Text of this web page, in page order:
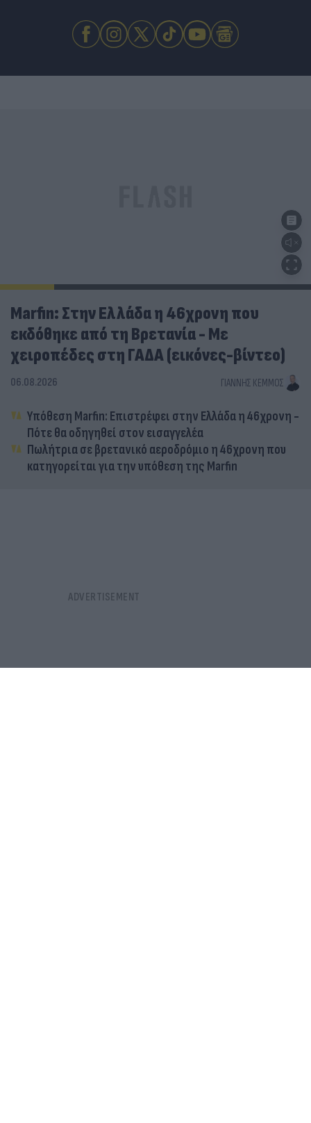
Marfin: Στην Ελλάδα η 46χρονη που
εκδόθηκε από τη Βρετανία - Με
χειροπέδες στη ΓΑΔΑ (εικόνες-βίντεο)
06.08.2026 ΓΙΆΝΝΗΣ ΚΈΜΜΟΣ
Υπόθεση Marfin: Επιστρέφει στην Ελλάδα η 46χρονη -
Πότε θα οδηγηθεί στον εισαγγελέα
Πωλήτρια σε βρετανικό αεροδρόμιο η 46χρονη που
κατηγορείται για την υπόθεση της Marfin